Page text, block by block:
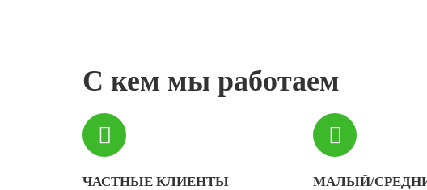
С кем мы работаем
ЧАСТНЫЕ КЛИЕНТЫ МАЛЫЙ/